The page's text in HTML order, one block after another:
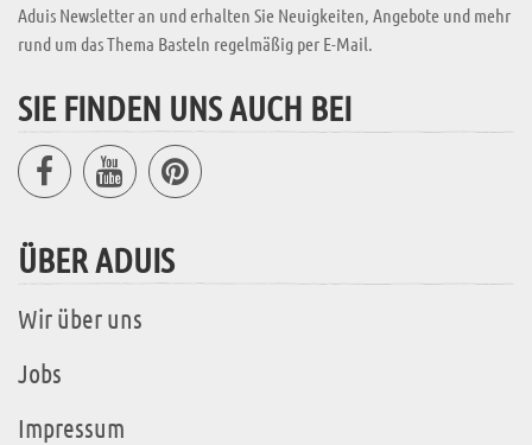
Aduis Newsletter an und erhalten Sie Neuigkeiten, Angebote und mehr
rund um das Thema Basteln regelmäßig per E-Mail.
SIE FINDEN UNS AUCH BEI
ÜBER ADUIS
Wir über uns
Jobs
Impressum